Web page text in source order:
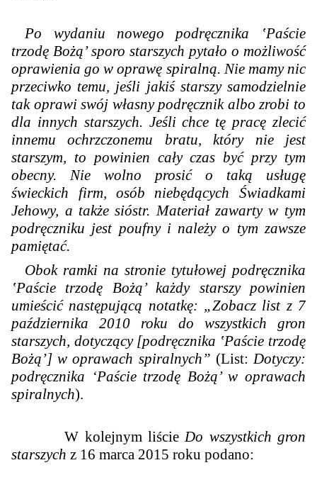
Po wydaniu nowego podręcznika ‛Paście
trzodę Bożą’ sporo starszych pytało o możliwość
oprawienia go w oprawę spiralną. Nie mamy nic
przeciwko temu, jeśli jakiś starszy samodzielnie
tak oprawi swój własny podręcznik albo zrobi to
dla innych starszych. Jeśli chce tę pracę zlecić
innemu ochrzczonemu bratu, który nie jest
starszym, to powinien cały czas być przy tym
obecny. Nie wolno prosić o taką usługę
świeckich firm, osób niebędących Świadkami
Jehowy, a także sióstr. Materiał zawarty w tym
podręczniku jest poufny i należy o tym zawsze
pamiętać.
Obok ramki na stronie tytułowej podręcznika
‛Paście trzodę Bożą’ każdy starszy powinien
umieścić następującą notatkę: „Zobacz list z 7
października 2010 roku do wszystkich gron
starszych, dotyczący [podręcznika ‛Paście trzodę
Bożą’] w oprawach spiralnych” (List:Dotyczy:
podręcznika ‘Paście trzodę Bożą’ w oprawach
spiralnych).
W kolejnym liście Do wszystkich gron
starszych z 16 marca 2015 roku podano: